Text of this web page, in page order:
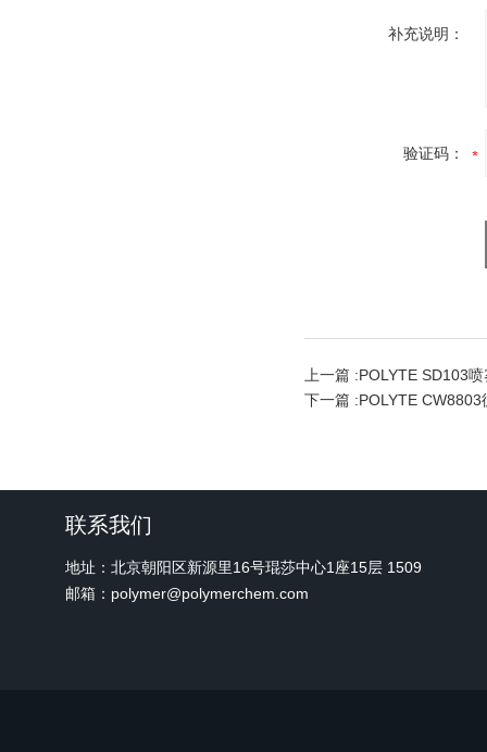
补充说明：
验证码：
上一篇 :POLYTE SD103
下一篇 :POLYTE
联系我们
地址：北京朝阳区新源里16号琨莎中心1座15层 1509
邮箱：polymer@polymerchem.com